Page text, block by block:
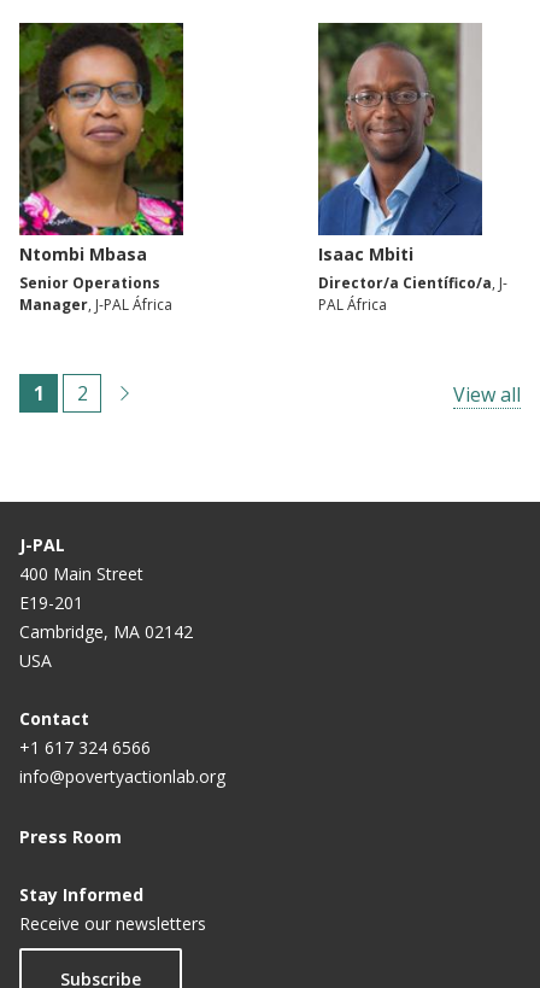
Ntombi Mbasa
Senior Operations
Manager, J-PAL África
Isaac Mbiti
Director/a Científico/a, J-
PAL África
Paginación
C
r
e
n
t
p
g
e
1
P
i
a
2 View all
J-PAL
400 Main Street
E19-201
Cambridge, MA 02142
USA
Contact
+1 617 324 6566
info@povertyactionlab.org
Press Room
Stay Informed
Receive our newsletters
Subscribe